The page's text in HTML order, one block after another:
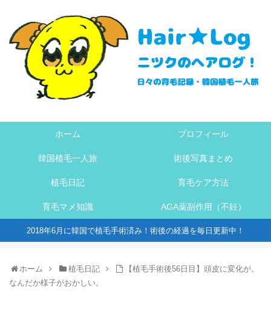
ホーム プロフィール
韓国植毛一人旅 術後写真まとめ
植毛日記 育毛ケア方法
育毛マメ知識 AGA薬副作用（不妊）
2018年6月に韓国で植毛手術済み！術後の経過を毎日更新中！
ホーム 植毛日記
【植毛手術後56日目】頭皮に変化が。
なんだか様子がおかしい。